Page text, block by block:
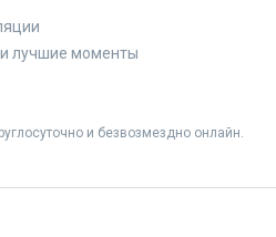
лучшие моменты
и безвозмездно онлайн.